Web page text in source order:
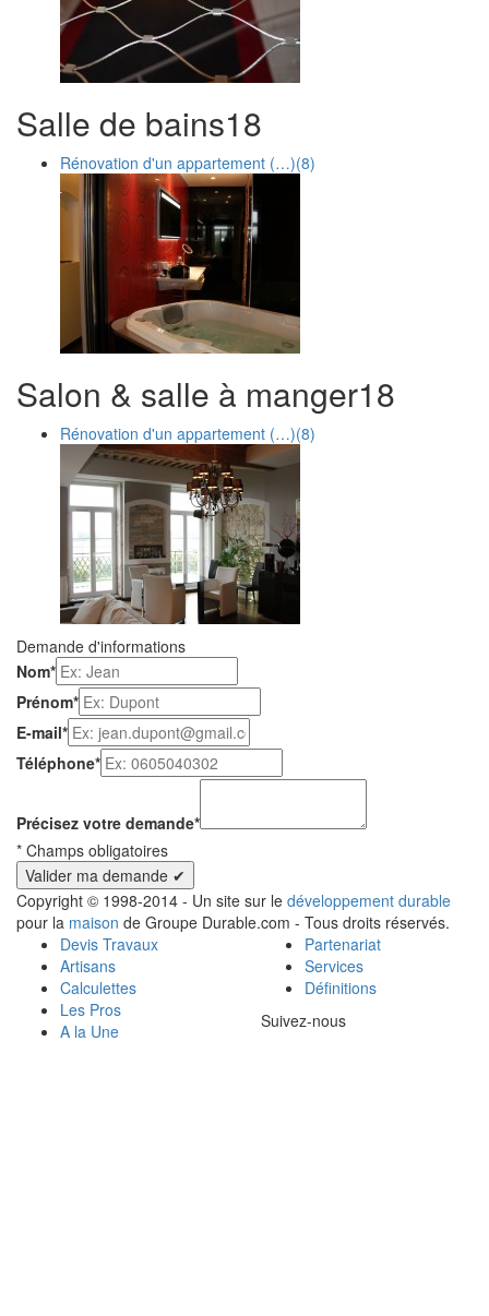
Salle de bains18
Rénovation d'un appartement (…)(8)
Salon & salle à manger18
Rénovation d'un appartement (…)(8)
Demande d'informations
Nom*
Prénom*
E-mail*
Téléphone*
Précisez votre demande*
* Champs obligatoires
Copyright © 1998-2014 - Un site sur le développement durable
pour la maison de Groupe Durable.com - Tous droits réservés.
Devis Travaux
Artisans
Calculettes
Les Pros
A la Une
Partenariat
Services
Définitions
Suivez-nous